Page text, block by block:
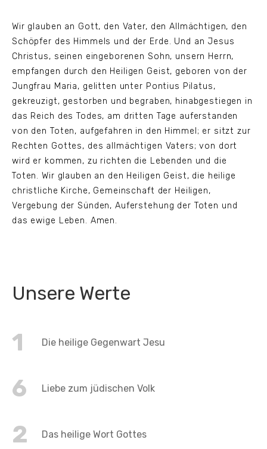
Wir glauben an Gott, den Vater, den Allmächtigen, den
Schöpfer des Himmels und der Erde. Und an Jesus
Christus, seinen eingeborenen Sohn, unsern Herrn,
empfangen durch den Heiligen Geist, geboren von der
Jungfrau Maria, gelitten unter Pontius Pilatus,
gekreuzigt, gestorben und begraben, hinabgestiegen in
das Reich des Todes, am dritten Tage auferstanden
von den Toten, aufgefahren in den Himmel; er sitzt zur
Rechten Gottes, des allmächtigen Vaters; von dort
wird er kommen, zu richten die Lebenden und die
Toten. Wir glauben an den Heiligen Geist, die heilige
christliche Kirche, Gemeinschaft der Heiligen,
Vergebung der Sünden, Auferstehung der Toten und
das ewige Leben. Amen.
Unsere Werte
1 Die heilige Gegenwart Jesu
6 Liebe zum jüdischen Volk
2 Das heilige Wort Gottes